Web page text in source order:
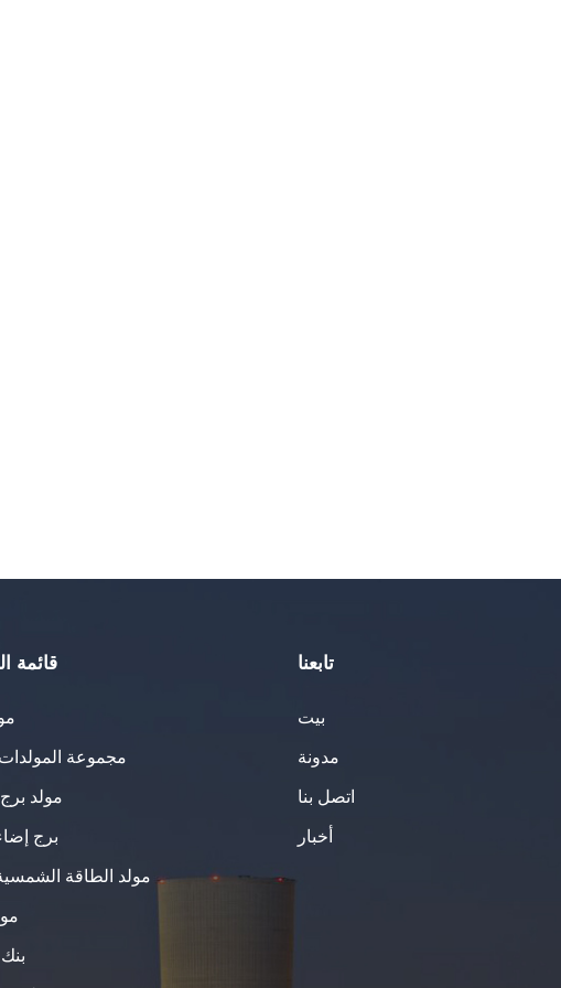
قائمة
مجموعة المولدات
مولد
برج
مولد الطاقة
تابعنا
بيت
مدونة
اتصل بنا
أخبار